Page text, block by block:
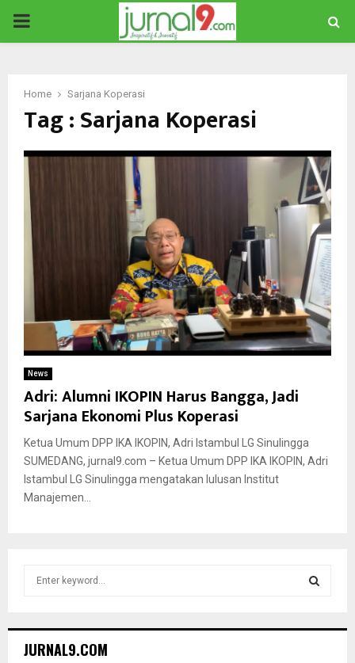
PRIMARY
Home Sarjana Koperasi
Tag : Sarjana Koperasi
News
Adri: Alumni IKOPIN Harus Bangga, Jadi
Sarjana Ekonomi Plus Koperasi
Ketua Umum DPP IKA IKOPIN, Adri Istambul LG Sinulingga
SUMEDANG, jurnal9.com – Ketua Umum DPP IKA IKOPIN, Adri
Istambul LG Sinulingga mengatakan lulusan Institut
Manajemen...
h
JURNAL9.COM